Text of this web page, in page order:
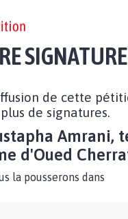
SIGNATURE
de cette
de signatures.
Amrani,
d'Oued
la pousserons dans